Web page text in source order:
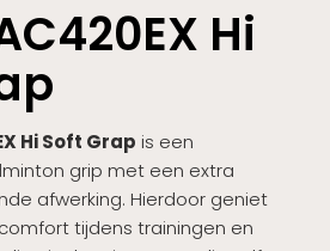
Hi
Hi Soft Grap is een
grip met een extra
afwerking. Hierdoor geniet
tijdens trainingen en